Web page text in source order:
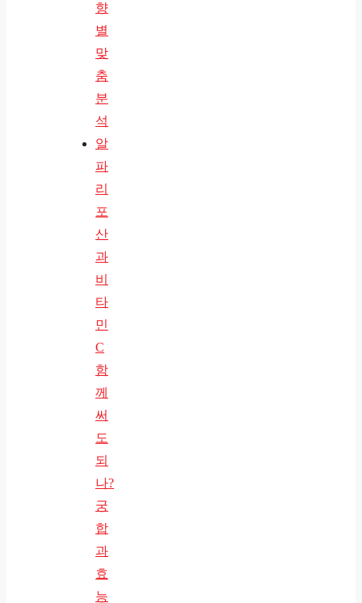
향
별
맞
춤
분
석
알
파
리
포
산
과
비
타
민
C
함
께
써
도
되
나?
궁
합
과
효
능